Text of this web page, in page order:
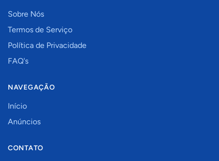
Sobre Nós
Termos de Serviço
Política de Privacidade
FAQ's
NAVEGAÇÃO
Início
Anúncios
CONTATO